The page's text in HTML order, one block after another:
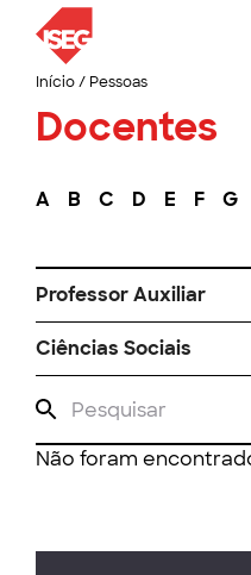
Início/ Pessoas
Docentes
A B C D E F G
Professor Auxiliar
Ciências Sociais
Não foram